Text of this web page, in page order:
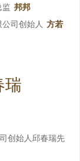
监 邦邦
司创始人 方若
瑞
创始人邱春瑞先